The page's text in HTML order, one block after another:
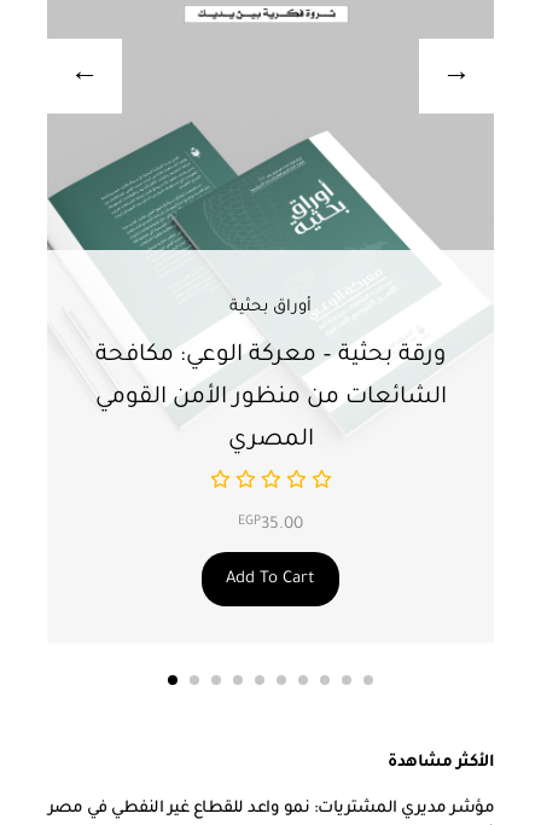
أوراق بحثية
ورقة بحثية – معركة الوعي: مكافحة
الشائعات من منظور الأمن القومي
المصري
EGP35.00
Add To Cart
الأكثر مشاهدة
مؤشر مديري المشتريات: نمو واعد للقطاع غير النفطي في مصر